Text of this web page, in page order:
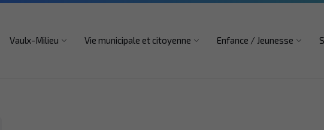
Vaulx-Milieu Vie municipale et citoyenne Enfance / Jeunesse